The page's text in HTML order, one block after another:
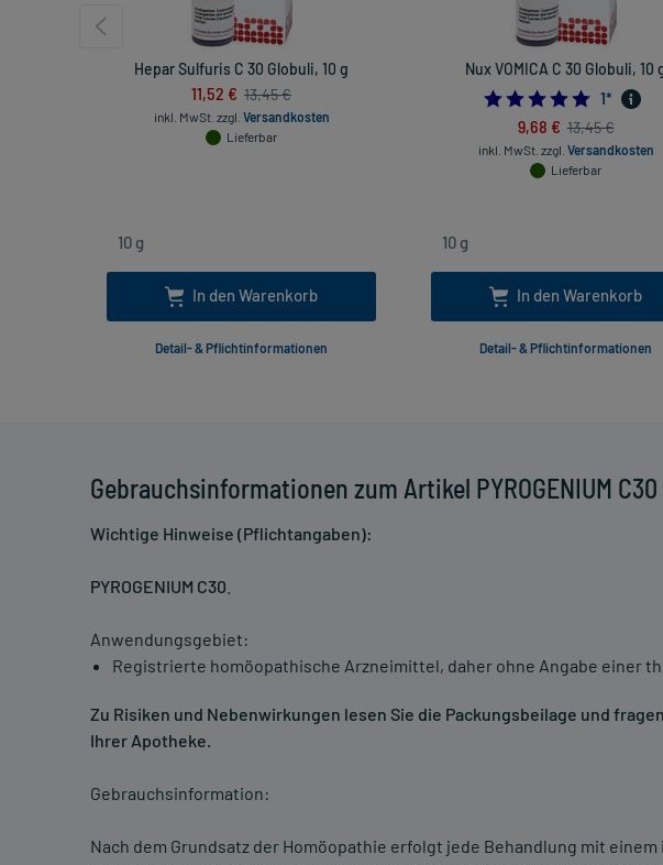
Gebrauchsinformationen zum Artikel PYROGENIUM C30
Wichtige Hinweise (Pflichtangaben):
PYROGENIUM C30
Anwendungsgebiet:
Registrierte homöopathische Arzneimittel, daher ohne Angabe einer
Zu Risiken und Nebenwirkungen lesen Sie die Packungsbeilage und
Ihrer Apotheke.
Gebrauchsinformation:
Nach dem Grundsatz der Homöopathie erfolgt jede Behandlung mit
Hepar Sulfuris C 30 Globuli, 10 g
11,52 € 13,45 €
inkl. MwSt. zzgl. Versandkosten
Lieferbar
In den Warenkorb
Detail- & Pflichtinformationen
Nux VOMICA C 30 Globuli, 10
5.0
1*
9,68 € 13,45 €
inkl. MwSt. zzgl. Versandkosten
Lieferbar
In den Warenkorb
Detail- & Pflichtinformationen